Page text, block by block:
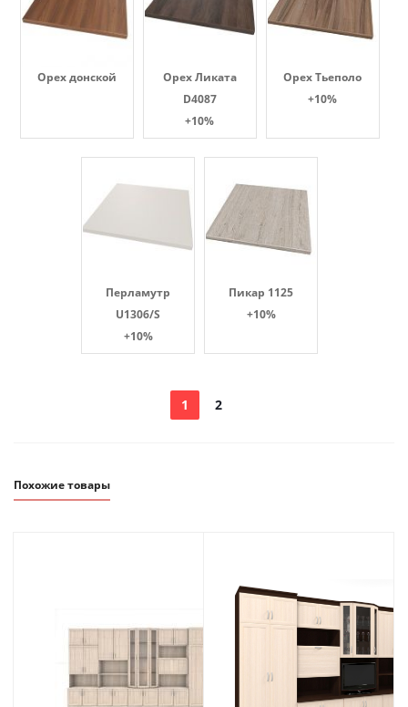
Орех донской
Орех Ликата
D4087
+10%
Орех Тьеполо
+10%
Перламутр
U1306/S
+10%
Пикар 1125
+10%
1 2
Похожие товары